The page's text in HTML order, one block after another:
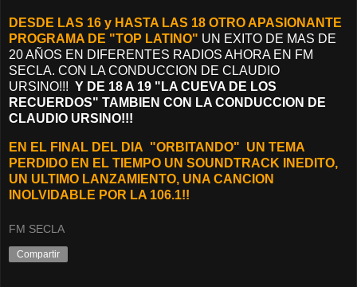
DESDE LAS 16 y HASTA LAS 18 OTRO APASIONANTE
PROGRAMA DE "TOP LATINO" UN EXITO DE MAS DE
20 AÑOS EN DIFERENTES RADIOS AHORA EN FM
SECLA. CON LA CONDUCCION DE CLAUDIO
URSINO!!! Y DE 18 A 19 "LA CUEVA DE LOS
RECUERDOS" TAMBIEN CON LA CONDUCCION DE
CLAUDIO URSINO!!!
EN EL FINAL DEL DIA "ORBITANDO" UN TEMA
PERDIDO EN EL TIEMPO UN SOUNDTRACK INEDITO,
UN ULTIMO LANZAMIENTO, UNA CANCION
INOLVIDABLE POR LA 106.1!!
FM SECLA
Compartir